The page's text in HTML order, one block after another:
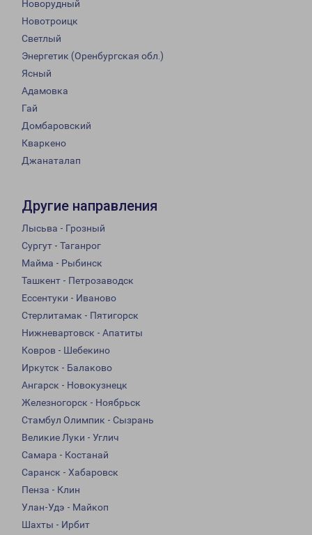
Новорудный
Новотроицк
Светлый
Энергетик (Оренбургская обл.)
Ясный
Адамовка
Гай
Домбаровский
Кваркено
Джанаталап
Другие направления
Лысьва - Грозный
Сургут - Таганрог
Майма - Рыбинск
Ташкент - Петрозаводск
Ессентуки - Иваново
Стерлитамак - Пятигорск
Нижневартовск - Апатиты
Ковров - Шебекино
Иркутск - Балаково
Ангарск - Новокузнецк
Железногорск - Ноябрьск
Стамбул Олимпик - Сызрань
Великие Луки - Углич
Самара - Костанай
Саранск - Хабаровск
Пенза - Клин
Улан-Удэ - Майкоп
Шахты - Ирбит